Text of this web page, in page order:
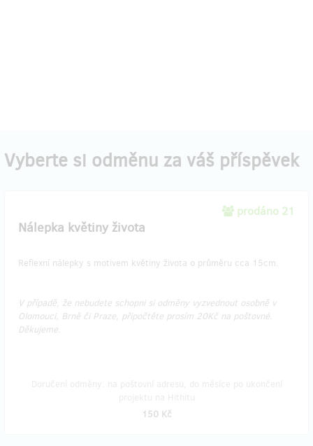
Vyberte si odměnu za váš příspěvek
prodáno 21
Nálepka květiny života
Reflexní nálepky s motivem květiny života o průměru cca 15cm.
V případě, že nebudete schopni si odměny vyzvednout osobně v
Olomouci, Brně či Praze, připočtěte prosím 20Kč na poštovné.
Děkujeme.
150 Kč